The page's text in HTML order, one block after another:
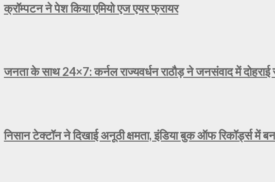
क्रॉम्पटन ने पेश किया एमियो एज एयर फ्रायर
जनता के साथ 24×7: कर्नल राज्यवर्धन राठौड़ ने जनसंवाद में दोहराई
निसान टेक्टॉन ने दिखाई अनूठी क्षमता, इंडिया बुक ऑफ रिकॉर्ड्स में